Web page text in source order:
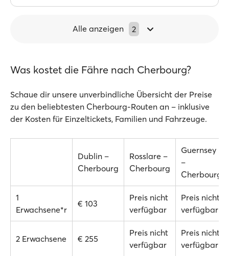
Alle anzeigen 2
Was kostet die Fähre nach Cherbourg?
Schaue dir unsere unverbindliche Übersicht der Preise
zu den beliebtesten Cherbourg-Routen an – inklusive
der Kosten für Einzeltickets, Familien und Fahrzeuge.
Dublin –
Cherbourg
Rosslare –
Cherbourg
Guernsey
–
Cherbourg
1
Erwachsene*r
€ 103
Preis nicht
verfügbar
Preis nicht
verfügbar
2 Erwachsene € 255
Preis nicht
verfügbar
Preis nicht
verfügbar